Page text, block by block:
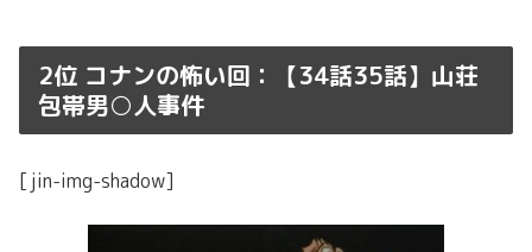
2位 コナンの怖い回：【34話35話】山荘
包帯男○人事件
[jin-img-shadow]